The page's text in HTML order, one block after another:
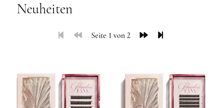
Neuheiten
Seite 1 von 2